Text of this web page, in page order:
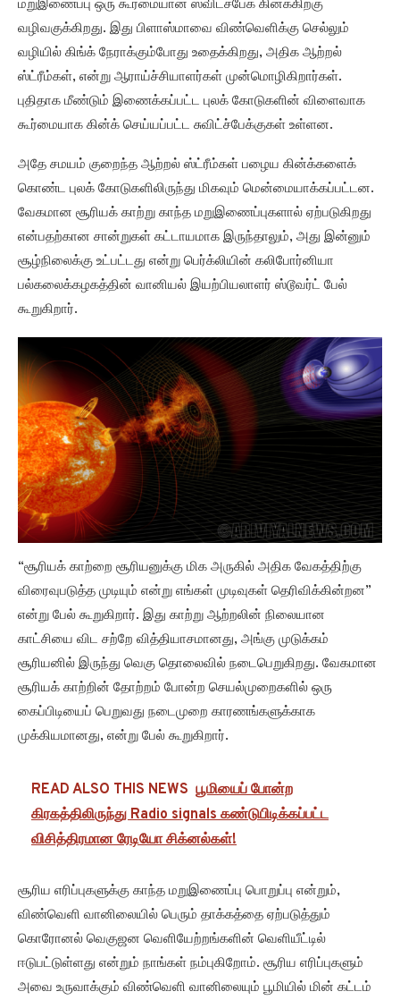
மறுஇணைப்பு ஒரு கூர்மையான ஸ்விட்ச்பேக் கின்க்கிற்கு
வழிவகுக்கிறது. இது பிளாஸ்மாவை விண்வெளிக்கு செல்லும்
வழியில் கிங்க் நேராக்கும்போது உதைக்கிறது, அதிக ஆற்றல்
ஸ்ட்ரீம்கள், என்று ஆராய்ச்சியாளர்கள் முன்மொழிகிறார்கள்.
புதிதாக மீண்டும் இணைக்கப்பட்ட புலக் கோடுகளின் விளைவாக
கூர்மையாக கின்க் செய்யப்பட்ட சுவிட்ச்பேக்குகள் உள்ளன.
அதே சமயம் குறைந்த ஆற்றல் ஸ்ட்ரீம்கள் பழைய கின்க்களைக்
கொண்ட புலக் கோடுகளிலிருந்து மிகவும் மென்மையாக்கப்பட்டன.
வேகமான சூரியக் காற்று காந்த மறுஇணைப்புகளால் ஏற்படுகிறது
என்பதற்கான சான்றுகள் கட்டாயமாக இருந்தாலும், அது இன்னும்
சூழ்நிலைக்கு உட்பட்டது என்று பெர்க்லியின் கலிபோர்னியா
பல்கலைக்கழகத்தின் வானியல் இயற்பியலாளர் ஸ்டூவர்ட் பேல்
கூறுகிறார்.
“சூரியக் காற்றை சூரியனுக்கு மிக அருகில் அதிக வேகத்திற்கு
விரைவுபடுத்த முடியும் என்று எங்கள் முடிவுகள் தெரிவிக்கின்றன”
என்று பேல் கூறுகிறார். இது காற்று ஆற்றலின் நிலையான
காட்சியை விட சற்றே வித்தியாசமானது, அங்கு முடுக்கம்
சூரியனில் இருந்து வெகு தொலைவில் நடைபெறுகிறது. வேகமான
சூரியக் காற்றின் தோற்றம் போன்ற செயல்முறைகளில் ஒரு
கைப்பிடியைப் பெறுவது நடைமுறை காரணங்களுக்காக
முக்கியமானது, என்று பேல் கூறுகிறார்.
READ ALSO THIS NEWS பூமியைப் போன்ற
கிரகத்திலிருந்து Radio signals கண்டுபிடிக்கப்பட்ட
விசித்திரமான ரேடியோ சிக்னல்கள்!
சூரிய எரிப்புகளுக்கு காந்த மறுஇணைப்பு பொறுப்பு என்றும்,
விண்வெளி வானிலையில் பெரும் தாக்கத்தை ஏற்படுத்தும்
கொரோனல் வெகுஜன வெளியேற்றங்களின் வெளியீட்டில்
ஈடுபட்டுள்ளது என்றும் நாங்கள் நம்புகிறோம். சூரிய எரிப்புகளும்
அவை உருவாக்கும் விண்வெளி வானிலையும் பூமியில் மின் கட்டம்